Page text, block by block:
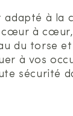
à la
à
du torse
à vos
sécurité